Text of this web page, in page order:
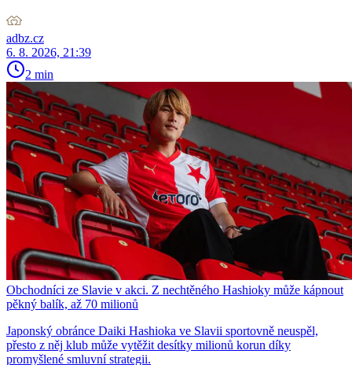
adbz.cz
6. 8. 2026, 21:39
2 min
Obchodníci ze Slavie v akci. Z nechtěného Hashioky může kápnout
pěkný balík, až 70 milionů
Japonský obránce Daiki Hashioka ve Slavii sportovně neuspěl,
přesto z něj klub může vytěžit desítky milionů korun díky
promyšlené smluvní strategii.